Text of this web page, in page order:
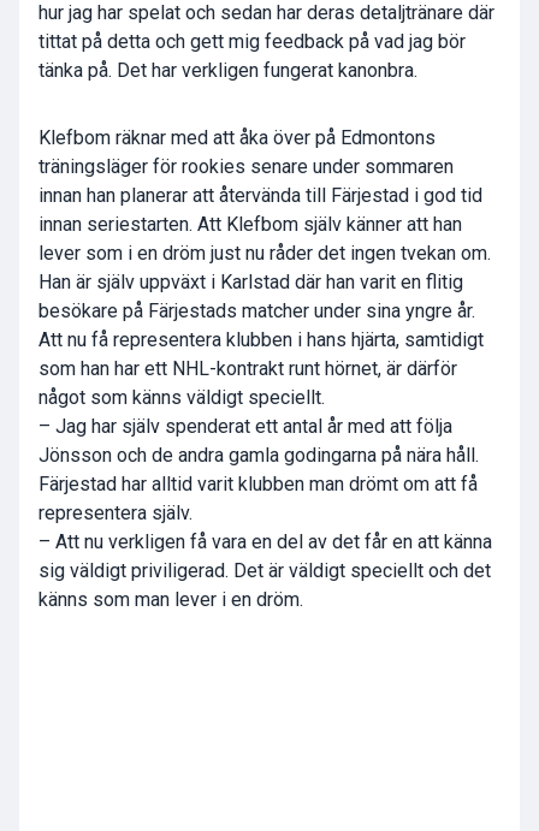
hur jag har spelat och sedan har deras detaljtränare där
tittat på detta och gett mig feedback på vad jag bör
tänka på. Det har verkligen fungerat kanonbra.
Klefbom räknar med att åka över på Edmontons
träningsläger för rookies senare under sommaren
innan han planerar att återvända till Färjestad i god tid
innan seriestarten. Att Klefbom själv känner att han
lever som i en dröm just nu råder det ingen tvekan om.
Han är själv uppväxt i Karlstad där han varit en flitig
besökare på Färjestads matcher under sina yngre år.
Att nu få representera klubben i hans hjärta, samtidigt
som han har ett NHL-kontrakt runt hörnet, är därför
något som känns väldigt speciellt.
– Jag har själv spenderat ett antal år med att följa
Jönsson och de andra gamla godingarna på nära håll.
Färjestad har alltid varit klubben man drömt om att få
representera själv.
– Att nu verkligen få vara en del av det får en att känna
sig väldigt priviligerad. Det är väldigt speciellt och det
känns som man lever i en dröm.